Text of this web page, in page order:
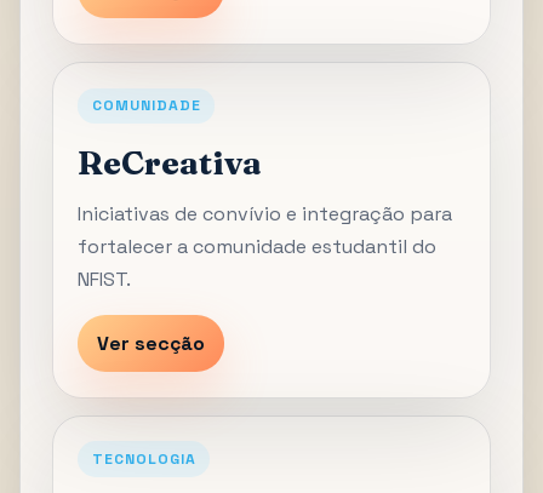
COMUNIDADE
ReCreativa
Iniciativas de convívio e integração para
fortalecer a comunidade estudantil do
NFIST.
Ver secção
TECNOLOGIA